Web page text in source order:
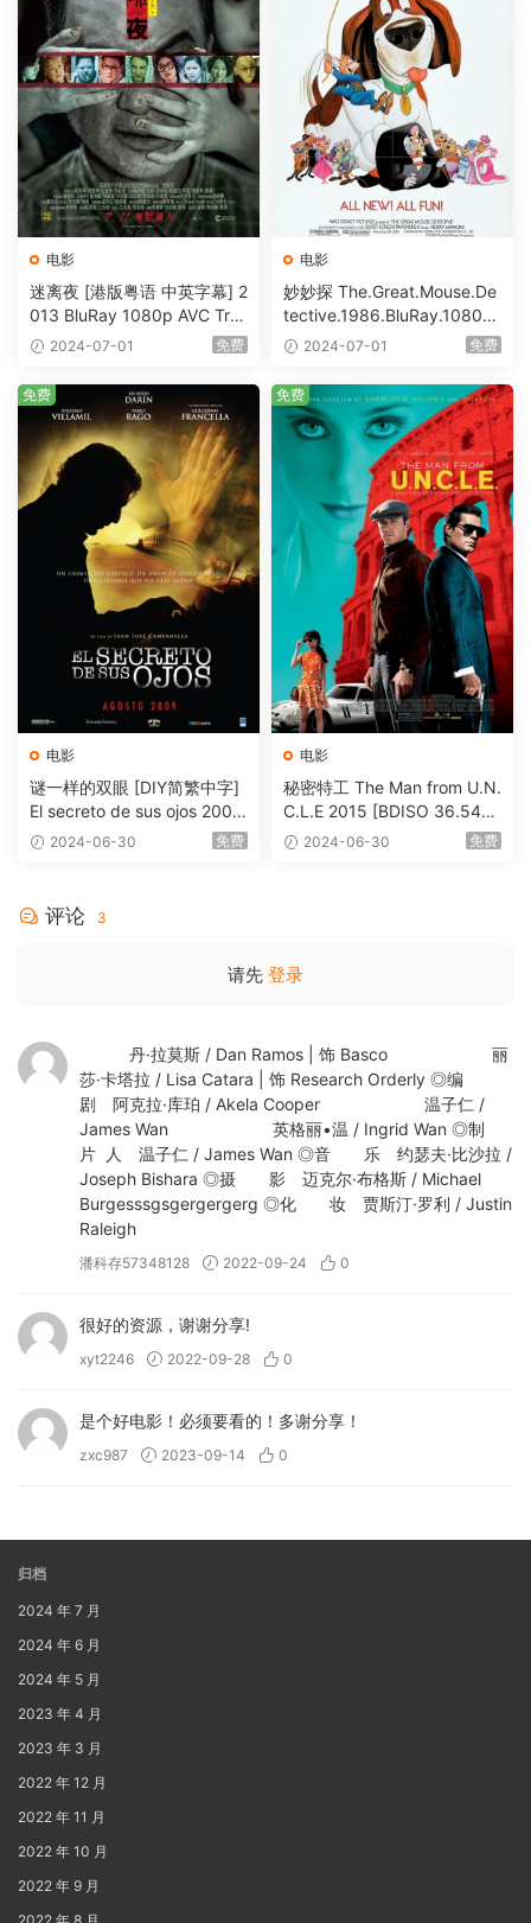
电影
迷离夜 [港版粤语 中英字幕] 2
013 BluRay 1080p AVC Tru
eHD5.1 [BDISO 22.64GB]
2024-07-01 免费
电影
妙妙探 The.Great.Mouse.De
tective.1986.BluRay.1080p.
AVC.DTS-HD.MA.5.1-HDHo
2024-07-01 免费
电影
谜一样的双眼 [DIY简繁中字]
El secreto de sus ojos 2009
1080p Blu-ray AVC DTS-HD
2024-06-30 免费
免费
电影
秘密特工 The Man from U.N.
C.L.E 2015 [BDISO 36.54G
B] 2024-06-30 免费
免费
评论 3
请先 登录
丹·拉莫斯 / Dan Ramos | 饰 Basco 丽
莎·卡塔拉 / Lisa Catara | 饰 Research Orderly ◎编
剧 阿克拉·库珀 / Akela Cooper 温子仁 /
James Wan 英格丽•温 / Ingrid Wan ◎制
片 人 温子仁 / James Wan ◎音 乐 约瑟夫·比沙拉 /
Joseph Bishara ◎摄 影 迈克尔·布格斯 / Michael
Burgesssgsgergergerg ◎化 妆 贾斯汀·罗利 / Justin
Raleigh
潘科存57348128 2022-09-24 0
很好的资源，谢谢分享!
xyt2246 2022-09-28 0
是个好电影！必须要看的！多谢分享！
zxc987 2023-09-14 0
归档
2024 年 7 月
2024 年 6 月
2024 年 5 月
2023 年 4 月
2023 年 3 月
2022 年 12 月
2022 年 11 月
2022 年 10 月
2022 年 9 月